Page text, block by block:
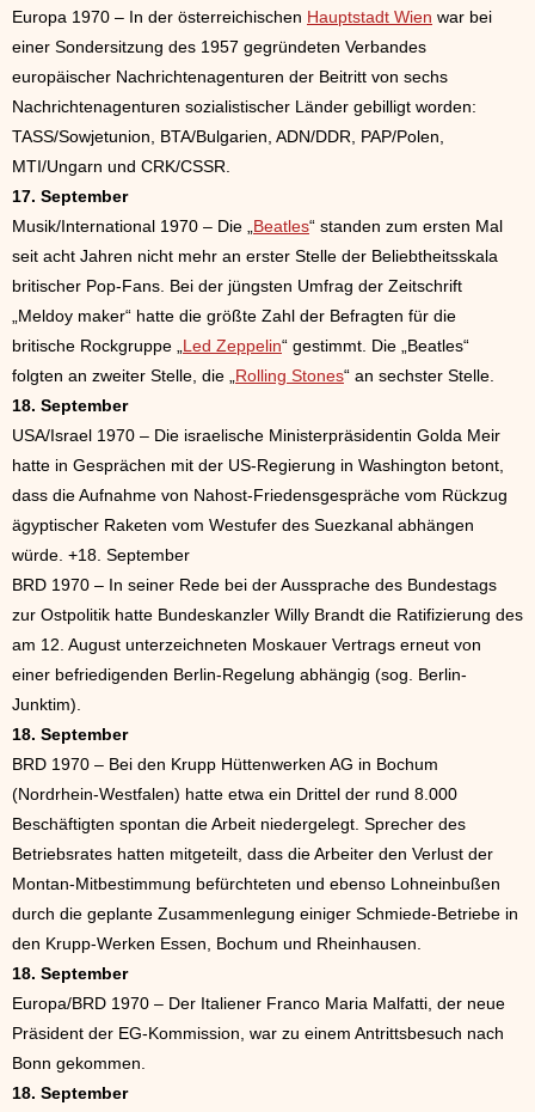
Europa 1970 – In der österreichischen Hauptstadt Wien war bei
einer Sondersitzung des 1957 gegründeten Verbandes
europäischer Nachrichtenagenturen der Beitritt von sechs
Nachrichtenagenturen sozialistischer Länder gebilligt worden:
TASS/Sowjetunion, BTA/Bulgarien, ADN/DDR, PAP/Polen,
MTI/Ungarn und CRK/CSSR.
17. September
Musik/International 1970 – Die „ Beatles“ standen zum ersten Mal
seit acht Jahren nicht mehr an erster Stelle der Beliebtheitsskala
britischer Pop-Fans. Bei der jüngsten Umfrag der Zeitschrift
„Meldoy maker“ hatte die größte Zahl der Befragten für die
britische Rockgruppe „ Led Zeppelin“ gestimmt. Die „Beatles“
folgten an zweiter Stelle, die „ Rolling Stones“ an sechster Stelle.
18. September
USA/Israel 1970 – Die israelische Ministerpräsidentin Golda Meir
hatte in Gesprächen mit der US-Regierung in Washington betont,
dass die Aufnahme von Nahost-Friedensgespräche vom Rückzug
ägyptischer Raketen vom Westufer des Suezkanal abhängen
würde. +18. September
BRD 1970 – In seiner Rede bei der Aussprache des Bundestags
zur Ostpolitik hatte Bundeskanzler Willy Brandt die Ratifizierung des
am 12. August unterzeichneten Moskauer Vertrags erneut von
einer befriedigenden Berlin-Regelung abhängig (sog. Berlin-
Junktim).
18. September
BRD 1970 – Bei den Krupp Hüttenwerken AG in Bochum
(Nordrhein-Westfalen) hatte etwa ein Drittel der rund 8.000
Beschäftigten spontan die Arbeit niedergelegt. Sprecher des
Betriebsrates hatten mitgeteilt, dass die Arbeiter den Verlust der
Montan-Mitbestimmung befürchteten und ebenso Lohneinbußen
durch die geplante Zusammenlegung einiger Schmiede-Betriebe in
den Krupp-Werken Essen, Bochum und Rheinhausen.
18. September
Europa/BRD 1970 – Der Italiener Franco Maria Malfatti, der neue
Präsident der EG-Kommission, war zu einem Antrittsbesuch nach
Bonn gekommen.
18. September